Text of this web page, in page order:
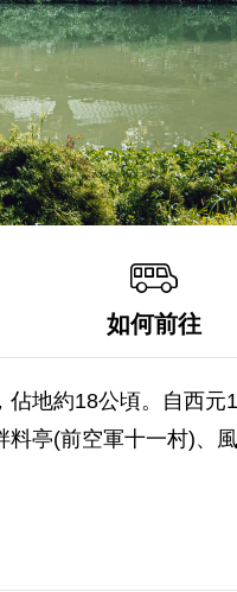
如何前往
地約18公頃。自西
亭(前空軍十一村)、